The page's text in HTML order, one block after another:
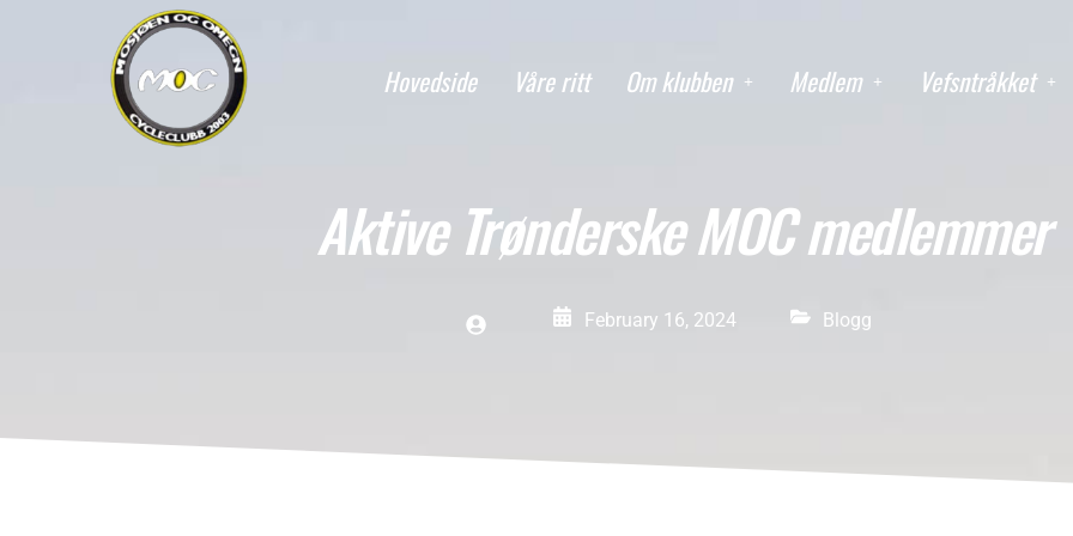
Hovedside Våre ritt Om klubben Medlem Vefsntråkket
Aktive Trønderske MOC medlemmer
February 16, 2024 Blogg